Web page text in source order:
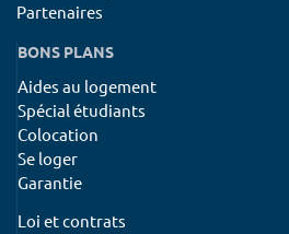
Partenaires
BONS PLANS
Aides au logement
Spécial étudiants
Colocation
Se loger
Garantie
Loi et contrats